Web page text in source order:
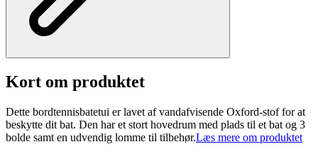
Kort om produktet
Dette bordtennisbatetui er lavet af vandafvisende Oxford-stof for at
beskytte dit bat. Den har et stort hovedrum med plads til et bat og 3
bolde samt en udvendig lomme til tilbehør.Læs mere om produktet